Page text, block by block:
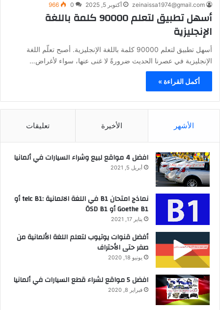
zeinaissa1974@gmail.com أكتوبر 5, 2025 0
966
أسهل تطبيق لتعلم 90000 كلمة باللغة
الإنجليزية
أسهل تطبيق لتعلم 90000 كلمة باللغة الإنجليزية. أصبح تعلّم اللغة
الإنجليزية في عصرنا الحديث ضرورةً لا غنى عنها، سواء لأغراض…
أكمل القراءة »
الأشهر الأخيرة تعليقات
افضل 4 مواقع لبيع وشراء السيارات في ألمانيا
أبريل 5, 2021
نماذج امتحان B1 في اللغة الالمانية :telc B1 أو
Goethe B1 أو ÖSD B1
يناير 17, 2021
أفضل قنوات يوتيوب لتعلم اللغة الألمانية من
صفر حتى الأحتراف
يونيو 18, 2020
افضل 5 مواقع لشراء قطع السيارات في ألمانيا
فبراير 8, 2020